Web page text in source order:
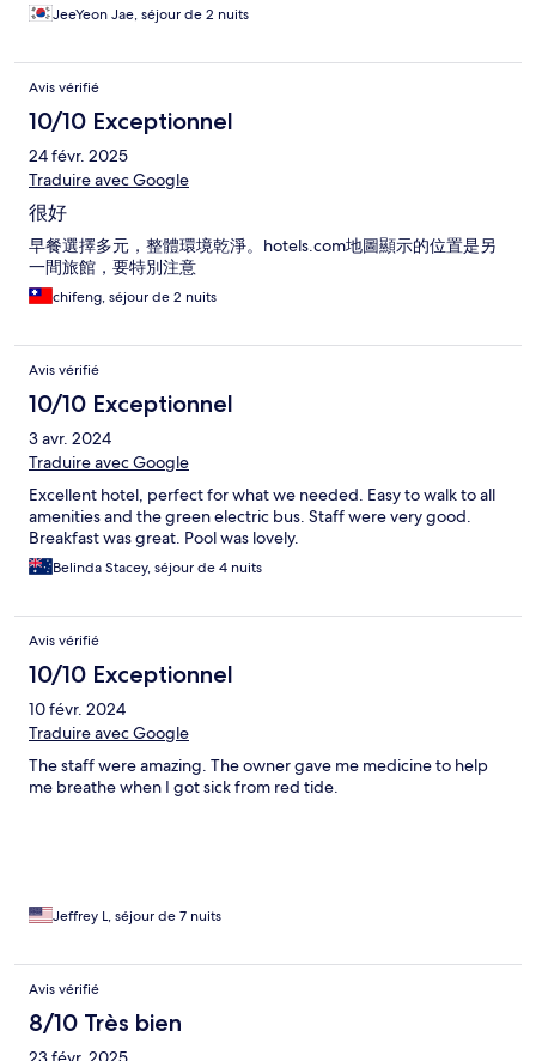
JeeYeon Jae, séjour de 2 nuits
Avis vérifié
10/10 Exceptionnel
24 févr. 2025
Traduire avec Google
很好
早餐選擇多元，整體環境乾淨。hotels.com地圖顯示的位置是另
一間旅館，要特別注意
chifeng, séjour de 2 nuits
Avis vérifié
10/10 Exceptionnel
3 avr. 2024
Traduire avec Google
Excellent hotel, perfect for what we needed. Easy to walk to all
amenities and the green electric bus. Staff were very good.
Breakfast was great. Pool was lovely.
Belinda Stacey, séjour de 4 nuits
Avis vérifié
10/10 Exceptionnel
10 févr. 2024
Traduire avec Google
The staff were amazing. The owner gave me medicine to help
me breathe when I got sick from red tide.
Jeffrey L, séjour de 7 nuits
Avis vérifié
8/10 Très bien